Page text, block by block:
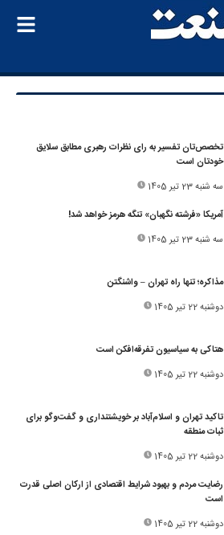
تخصص‌تان تفسیر به رای نظرات رهبری مطابق سلایق
خودتان است
سه شنبه 23 تیر 1405
آمریکا «فرشته نگهبان» تنگه هرمز خواهد شد!
سه شنبه 23 تیر 1405
مذاکره؛ تنها راه تهران – واشنگتن
دوشنبه 22 تیر 1405
هتاکی به سیاسیون تفرقه‌افکن است
دوشنبه 22 تیر 1405
تاکید تهران و اسلام‌آباد بر خویشتنداری و گفت‌وگو برای
ثبات منطقه
دوشنبه 22 تیر 1405
رضایت مردم و بهبود شرایط اقتصادی از ارکان اصلی قدرت
است
دوشنبه 22 تیر 1405